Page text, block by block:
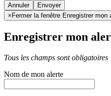
Annuler
× Fermer la fenêtre Enregistrer mon
Enregistrer mon
Tous les champs sont obligatoires
Nom de mon alerte